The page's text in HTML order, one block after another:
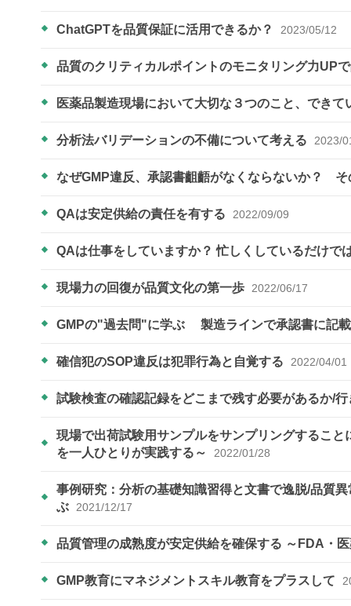
ChatGPTを品質保証に活用できるか？ 2023/05/12
品質のクリティカルポイントのモニタリング力UP
医薬品製造現場において大切な３つのこと、でき
分析法バリデーションの不備について考える 2023/
なぜGMP違反、承認書齟齬がなくならないか？
QAは安定供給の責任を有する 2022/09/09
QAは仕事をしていますか？ 忙しくしているだけ
現場力の回復が品質文化の第一歩 2022/06/17
GMPの"過去問"に学ぶ ​​​​​​ 製造ラインで承認書に記
確信犯のSOP違反は犯罪行為と自覚する 2022/04/01
試験検査の確認記録をどこまで残す必要があるか/
現場で出荷試験用サンプルをサンプリングするこ
を一人ひとりが実践する～
2022/01/28
事例研究：分析の基礎知識習得と文書で逸脱/品質
ぶ
2021/12/17
品質管理の成熟度が安定供給を確保する ～FDA・
GMP教育にマネジメントスキル教育をプラスして